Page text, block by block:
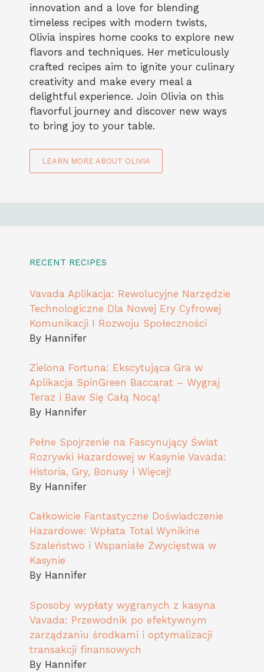
innovation and a love for blending
timeless recipes with modern twists,
Olivia inspires home cooks to explore new
flavors and techniques. Her meticulously
crafted recipes aim to ignite your culinary
creativity and make every meal a
delightful experience. Join Olivia on this
flavorful journey and discover new ways
to bring joy to your table.
LEARN MORE ABOUT OLIVIA
RECENT RECIPES
Vavada Aplikacja: Rewolucyjne Narzędzie
Technologiczne Dla Nowej Ery Cyfrowej
Komunikacji I Rozwoju Społeczności
By Hannifer
Zielona Fortuna: Ekscytująca Gra w
Aplikacja SpinGreen Baccarat – Wygraj
Teraz i Baw Się Całą Nocą!
By Hannifer
Pełne Spojrzenie na Fascynujący Świat
Rozrywki Hazardowej w Kasynie Vavada:
Historia, Gry, Bonusy i Więcej!
By Hannifer
Całkowicie Fantastyczne Doświadczenie
Hazardowe: Wpłata Total Wynikine
Szaleństwo i Wspaniałe Zwycięstwa w
Kasynie
By Hannifer
Sposoby wypłaty wygranych z kasyna
Vavada: Przewodnik po efektywnym
zarządzaniu środkami i optymalizacji
transakcji finansowych
By Hannifer